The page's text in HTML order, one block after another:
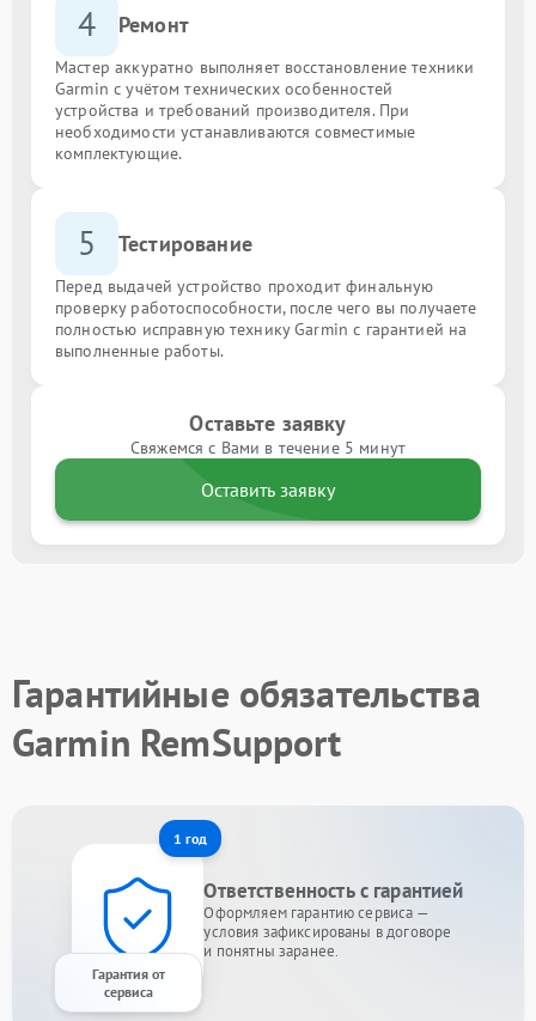
4 Ремонт
Мастер аккуратно выполняет восстановление техники
Garmin с учётом технических особенностей
устройства и требований производителя. При
необходимости устанавливаются совместимые
комплектующие.
5 Тестирование
Перед выдачей устройство проходит финальную
проверку работоспособности, после чего вы получаете
полностью исправную технику Garmin с гарантией на
выполненные работы.
Оставьте заявку
Свяжемся с Вами в течение 5 минут
Оставить заявку
Гарантийные обязательства
Garmin RemSupport
1 год
Гарантия от
сервиса
Ответственность с гарантией
Оформляем гарантию сервиса —
условия зафиксированы в договоре
и понятны заранее.